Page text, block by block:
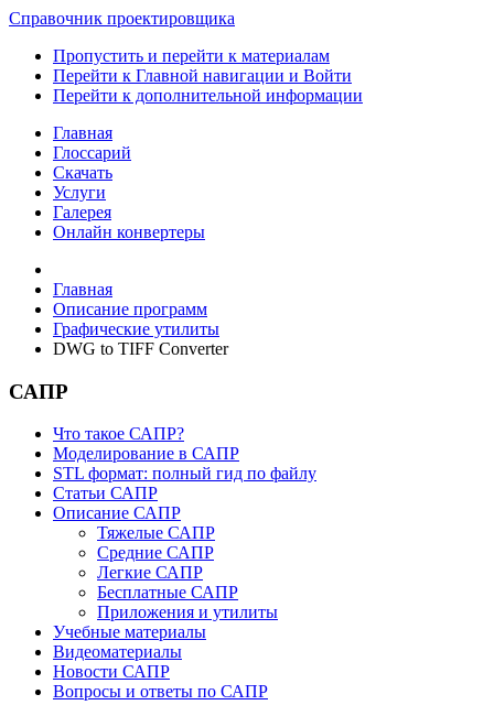
Справочник проектировщика
Пропустить и перейти к материалам
Перейти к Главной навигации и Войти
Перейти к дополнительной информации
Главная
Глоссарий
Скачать
Услуги
Галерея
Онлайн конвертеры
Главная
Описание программ
Графические утилиты
DWG to TIFF Converter
САПР
Что такое САПР?
Моделирование в САПР
STL формат: полный гид по файлу
Статьи САПР
Описание САПР
Тяжелые САПР
Средние САПР
Легкие САПР
Бесплатные САПР
Приложения и утилиты
Учебные материалы
Видеоматериалы
Новости САПР
Вопросы и ответы по САПР